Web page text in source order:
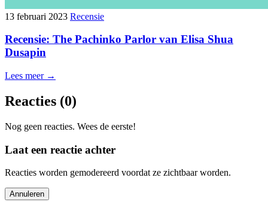
13 februari 2023 Recensie
Recensie: The Pachinko Parlor van Elisa Shua
Dusapin
Lees meer →
Reacties (0)
Nog geen reacties. Wees de eerste!
Laat een reactie achter
Reacties worden gemodereerd voordat ze zichtbaar worden.
Annuleren